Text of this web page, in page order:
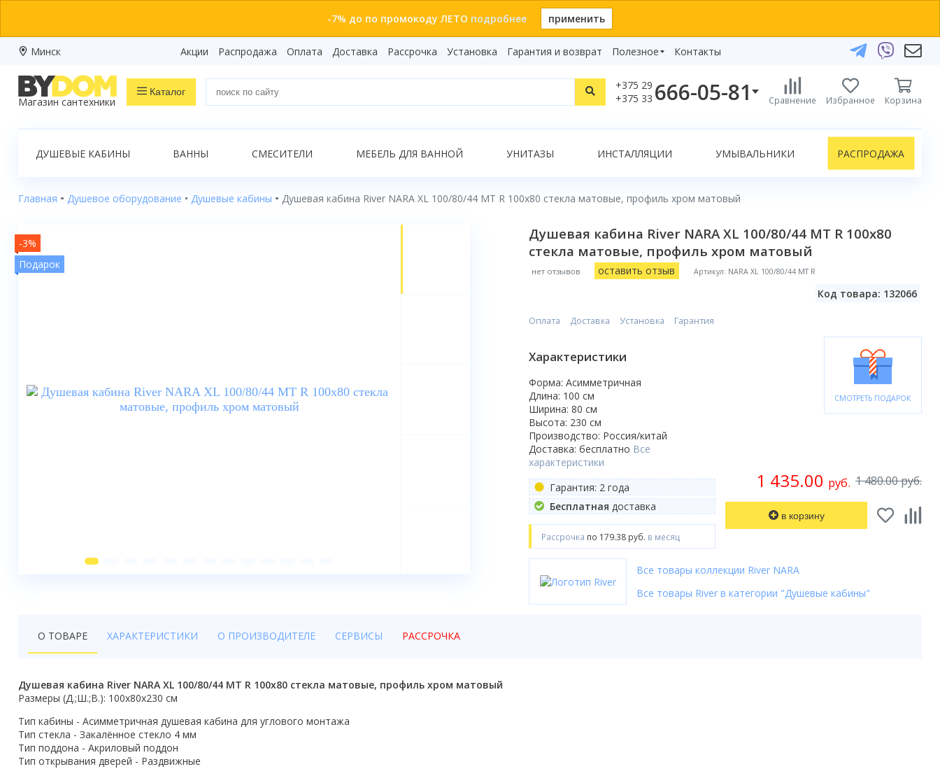
-7% до по промокоду ЛЕТО подробнее применить
Минск Акции Распродажа Оплата Доставка Рассрочка Установка Гарантия и возврат
Полезное
Видеообзоры
Бренды
Контакты
Магазин сантехники
Каталог
+375 29
+375 33 666-05-81
+375 29 666-05-81
+375 17 243-24-29
ЗАКАЗАТЬ ЗВОНОК
Telegram
Viber
info@bydom.by
Сравнение Избранное Корзина
Показать все результаты
Распродажа
Ванны
Душевые поддоны
Смесители
Бойлеры
Кухонные мойки
Трапы
Радиаторы отопления
ДУШЕВЫЕ КАБИНЫ ВАННЫ СМЕСИТЕЛИ МЕБЕЛЬ ДЛЯ ВАННОЙ УНИТАЗЫ ИНСТАЛЛЯЦИИ УМЫВАЛЬНИКИ РАСПРОДАЖА
Главная Душевое оборудование Душевые кабины Душевая кабина River NARA XL 100/80/44 MT R 100x80 стекла матовые, профиль хром матовый
Душевая кабина River NARA XL 100/80/44 MT R 100x80
стекла матовые, профиль хром матовый
нет отзывов оставить отзыв Артикул: NARA XL 100/80/44 MT R
Код товара: 132066
-3%
Подарок
1 480.00 руб.
1 435.00 руб.
в корзину
СМОТРЕТЬ ПОДАРОК
Оплата Доставка Установка Гарантия
Характеристики
Форма: Асимметричная
Длина: 100 см
Ширина: 80 см
Высота: 230 см
Производство: Россия/китай
Доставка: бесплатно Все
характеристики
Гарантия: 2 года
Бесплатная доставка
Рассрочка по 179.38 руб. в месяц
Все товары коллекции River NARA
Все товары River в категории "Душевые кабины"
О ТОВАРЕ ХАРАКТЕРИСТИКИ О ПРОИЗВОДИТЕЛЕ СЕРВИСЫ РАССРОЧКА
Душевая кабина River NARA XL 100/80/44 MT R 100x80 стекла матовые, профиль хром матовый
Размеры (Д.;Ш.;В.): 100х80х230 см
Тип кабины - Асимметричная душевая кабина для углового монтажа
Тип стекла - Закалённое стекло 4 мм
Тип поддона - Акриловый поддон
Тип открывания дверей - Раздвижные